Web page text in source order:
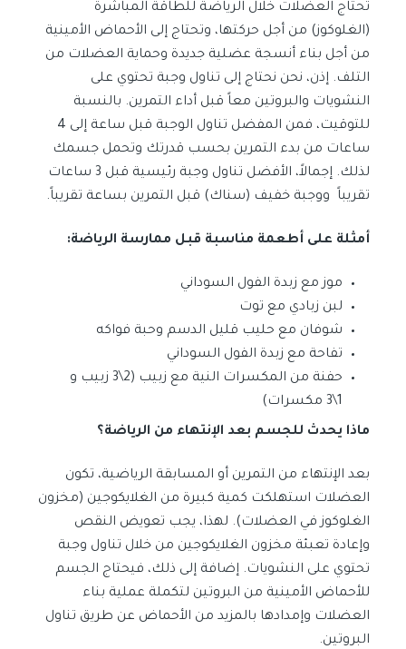
تحتاج العضلات خلال الرياضة للطاقة المباشرة
(الغلوكوز) من أجل حركتها، وتحتاج إلى الأحماض الأمينية
من أجل بناء أنسجة عضلية جديدة وحماية العضلات من
التلف. إذن، نحن نحتاج إلى تناول وجبة تحتوي على
النشويات والبروتين معاً قبل أداء التمرين. بالنسبة
للتوقيت، فمن المفضل تناول الوجبة قبل ساعة إلى 4
ساعات من بدء التمرين بحسب قدرتك وتحمل جسمك
لذلك. إجمالاً، الأفضل تناول وجبة رئيسية قبل 3 ساعات
تقريباً ووجبة خفيف (سناك) قبل التمرين بساعة تقريباً.
أمثلة على أطعمة مناسبة قبل ممارسة الرياضة:
موز مع زبدة الفول السوداني
لبن زبادي مع توت
شوفان مع حليب قليل الدسم وحبة فواكه
تفاحة مع زبدة الفول السوداني
حفنة من المكسرات النية مع زبيب (2\3 زبيب و
1\3 مكسرات)
ماذا يحدث للجسم بعد الإنتهاء من الرياضة؟
بعد الإنتهاء من التمرين أو المسابقة الرياضية، تكون
العضلات استهلكت كمية كبيرة من الغلايكوجين (مخزون
الغلوكوز في العضلات). لهذا، يجب تعويض النقص
وإعادة تعبئة مخزون الغلايكوجين من خلال تناول وجبة
تحتوي على النشويات. إضافة إلى ذلك، فيحتاج الجسم
للأحماض الأمينية من البروتين لتكملة عملية بناء
العضلات وإمدادها بالمزيد من الأحماض عن طريق تناول
البروتين.